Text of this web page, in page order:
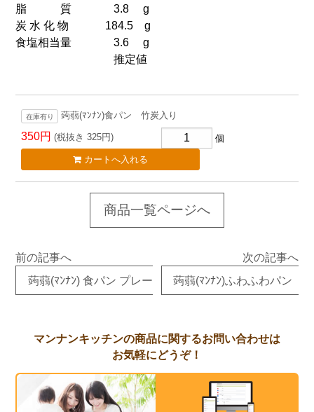
脂 質 3.8 g
炭 水 化 物 184.5 g
食塩相当量 3.6 g
推定値
在庫有り 蒟蒻(ﾏﾝﾅﾝ)食パン 竹炭入り
350円(税抜き 325円) 個
商品一覧ページへ
前の記事へ
蒟蒻(ﾏﾝﾅﾝ) 食パン プレーン
次の記事へ
蒟蒻(ﾏﾝﾅﾝ)ふわふわパン（
マンナンキッチンの商品に関するお問い合わせは
お気軽にどうぞ！